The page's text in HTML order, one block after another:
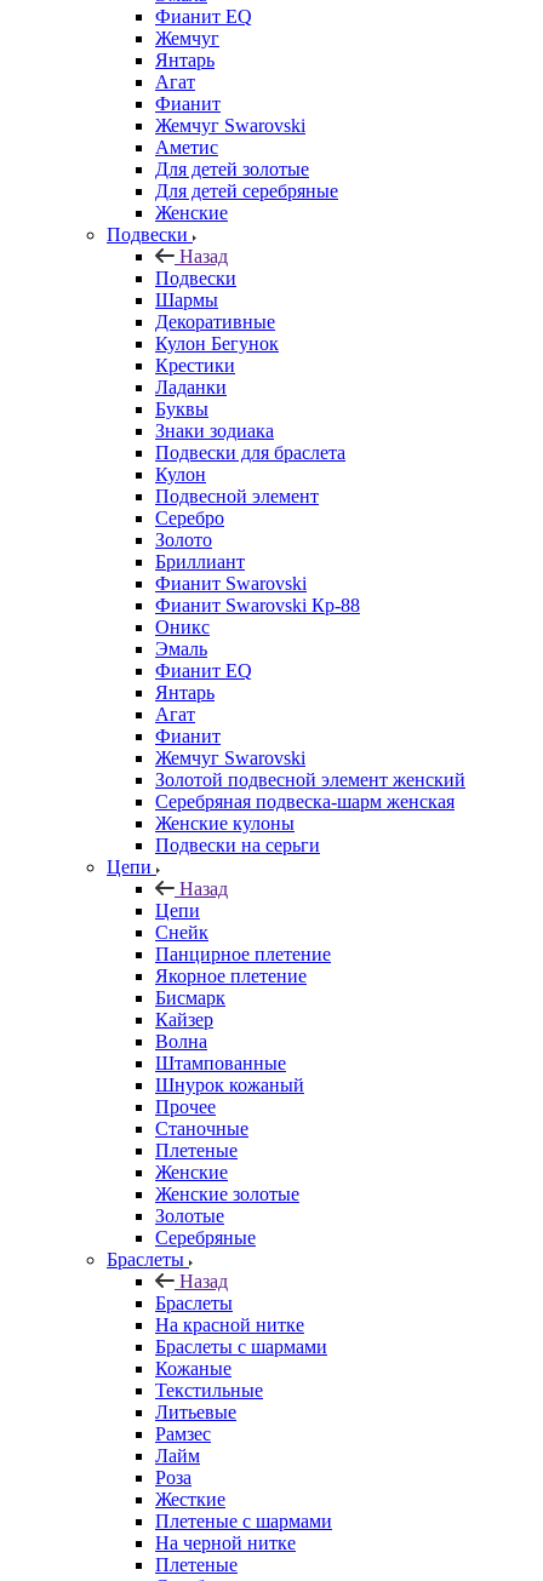
Фианит EQ
Жемчуг
Янтарь
Агат
Фианит
Жемчуг Swarovski
Аметис
Для детей золотые
Для детей серебряные
Женские
Подвески
Назад
Подвески
Шармы
Декоративные
Кулон Бегунок
Крестики
Ладанки
Буквы
Знаки зодиака
Подвески для браслета
Кулон
Подвесной элемент
Серебро
Золото
Бриллиант
Фианит Swarovski
Фианит Swarovski Кр-88
Оникс
Эмаль
Фианит EQ
Янтарь
Агат
Фианит
Жемчуг Swarovski
Золотой подвесной элемент женcкий
Серебряная подвеска-шарм женская
Женские кулоны
Подвески на серьги
Цепи
Назад
Цепи
Снейк
Панцирное плетение
Якорное плетение
Бисмарк
Кайзер
Волна
Штампованные
Шнурок кожаный
Прочее
Станочные
Плетеные
Женские
Женские золотые
Золотые
Серебряные
Браслеты
Назад
Браслеты
На красной нитке
Браслеты с шармами
Кожаные
Текстильные
Литьевые
Рамзес
Лайм
Роза
Жесткие
Плетеные с шармами
На черной нитке
Плетеные